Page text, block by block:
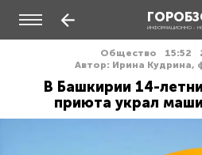
ИНФОРМАЦИОННО -
Общество 15:52
Автор: Ирина Кудрина,
В Башкирии 14-
приюта украл